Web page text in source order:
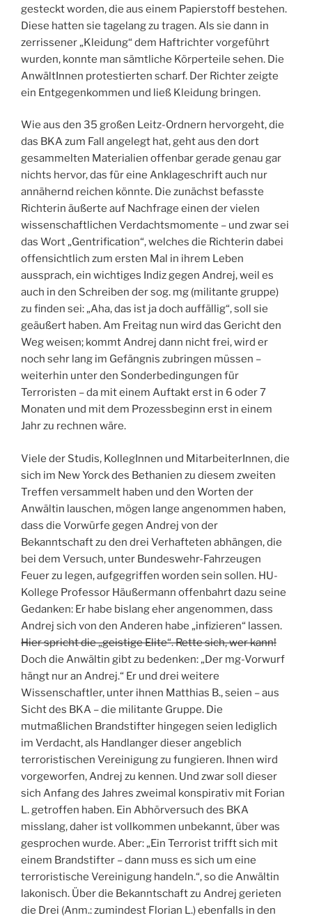
gesteckt worden, die aus einem Papierstoff bestehen.
Diese hatten sie tagelang zu tragen. Als sie dann in
zerrissener „Kleidung“ dem Haftrichter vorgeführt
wurden, konnte man sämtliche Körperteile sehen. Die
AnwältInnen protestierten scharf. Der Richter zeigte
ein Entgegenkommen und ließ Kleidung bringen.
Wie aus den 35 großen Leitz-Ordnern hervorgeht, die
das BKA zum Fall angelegt hat, geht aus den dort
gesammelten Materialien offenbar gerade genau gar
nichts hervor, das für eine Anklageschrift auch nur
annähernd reichen könnte. Die zunächst befasste
Richterin äußerte auf Nachfrage einen der vielen
wissenschaftlichen Verdachtsmomente – und zwar sei
das Wort „Gentrification“, welches die Richterin dabei
offensichtlich zum ersten Mal in ihrem Leben
aussprach, ein wichtiges Indiz gegen Andrej, weil es
auch in den Schreiben der sog. mg (militante gruppe)
zu finden sei: „Aha, das ist ja doch auffällig“, soll sie
geäußert haben. Am Freitag nun wird das Gericht den
Weg weisen; kommt Andrej dann nicht frei, wird er
noch sehr lang im Gefängnis zubringen müssen –
weiterhin unter den Sonderbedingungen für
Terroristen – da mit einem Auftakt erst in 6 oder 7
Monaten und mit dem Prozessbeginn erst in einem
Jahr zu rechnen wäre.
Viele der Studis, KollegInnen und MitarbeiterInnen, die
sich im New Yorck des Bethanien zu diesem zweiten
Treffen versammelt haben und den Worten der
Anwältin lauschen, mögen lange angenommen haben,
dass die Vorwürfe gegen Andrej von der
Bekanntschaft zu den drei Verhafteten abhängen, die
bei dem Versuch, unter Bundeswehr-Fahrzeugen
Feuer zu legen, aufgegriffen worden sein sollen. HU-
Kollege Professor Häußermann offenbahrt dazu seine
Gedanken: Er habe bislang eher angenommen, dass
Andrej sich von den Anderen habe „infizieren“ lassen.
Hier spricht die „geistige Elite“. Rette sich, wer kann!
Doch die Anwältin gibt zu bedenken: „Der mg-Vorwurf
hängt nur an Andrej.“ Er und drei weitere
Wissenschaftler, unter ihnen Matthias B., seien – aus
Sicht des BKA – die militante Gruppe. Die
mutmaßlichen Brandstifter hingegen seien lediglich
im Verdacht, als Handlanger dieser angeblich
terroristischen Vereinigung zu fungieren. Ihnen wird
vorgeworfen, Andrej zu kennen. Und zwar soll dieser
sich Anfang des Jahres zweimal konspirativ mit Forian
L. getroffen haben. Ein Abhörversuch des BKA
misslang, daher ist vollkommen unbekannt, über was
gesprochen wurde. Aber: „Ein Terrorist trifft sich mit
einem Brandstifter – dann muss es sich um eine
terroristische Vereinigung handeln.“, so die Anwältin
lakonisch. Über die Bekanntschaft zu Andrej gerieten
die Drei (Anm.: zumindest Florian L.) ebenfalls in den